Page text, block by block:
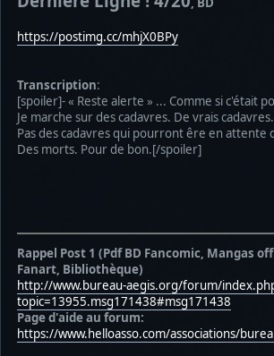
https://postimg.cc/mhjX0BPy
Transcription:
[spoiler]- « Reste alerte » ... Comme si c'était
Je marche sur des cadavres. De vrais cadavres.
Pas des cadavres qui pourront êre en attente
Des morts. Pour de bon.[/spoiler]
Rappel Post 1 (Pdf BD Fancomic, Mangas
Fanart, Bibliothèque)
http://www.bureau-aegis.org/forum/
topic=13955.msg171438#msg171438
Page d'aide au forum:
https://www.helloasso.com/associations/